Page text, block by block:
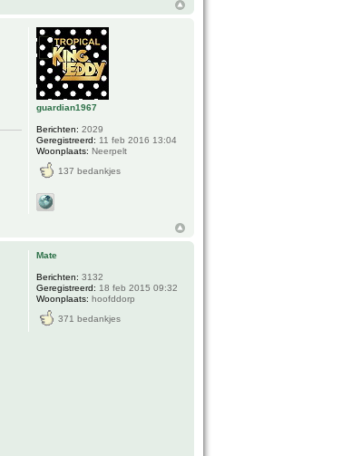
guardian1967
Berichten: 2029
Geregistreerd: 11 feb 2016 13:04
Woonplaats: Neerpelt
137 bedankjes
Mate
Berichten: 3132
Geregistreerd: 18 feb 2015 09:32
Woonplaats: hoofddorp
371 bedankjes